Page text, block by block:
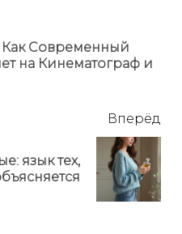
Современный
на Кинематограф и
Вперёд
язык тех,